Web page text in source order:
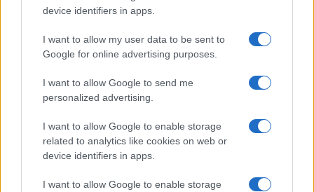
device identifiers in apps.
I want to allow my user data to be sent to
Google for online advertising purposes.
I want to allow Google to send me
personalized advertising.
I want to allow Google to enable storage
related to analytics like cookies on web or
device identifiers in apps.
I want to allow Google to enable storage
Leggi anche:
Se il poliziotto accoltellato avesse sparato
Irregolare e recidivo: chi è il marocchino che ha
massacrato il poliziotto
Leggi i commenti